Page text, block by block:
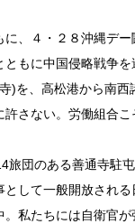
、４・２８沖縄デ
ともに中国侵略戦争
)を、高松港から南
許さない。労働組合
団のある善通寺駐
として一般開放され
。私たちには自衛官